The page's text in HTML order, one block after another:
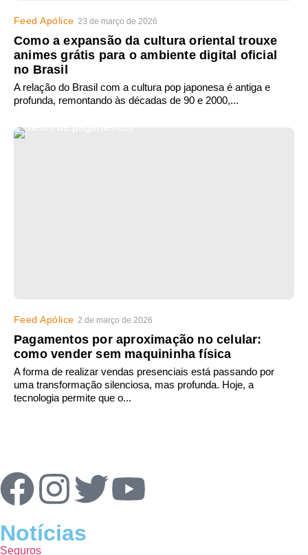
Feed Apólice 23 de março de 2026
Como a expansão da cultura oriental trouxe
animes grátis para o ambiente digital oficial
no Brasil
A relação do Brasil com a cultura pop japonesa é antiga e
profunda, remontando às décadas de 90 e 2000,...
Feed Apólice 2 de março de 2026
Pagamentos por aproximação no celular:
como vender sem maquininha física
A forma de realizar vendas presenciais está passando por
uma transformação silenciosa, mas profunda. Hoje, a
tecnologia permite que o...
Notícias
Seguros